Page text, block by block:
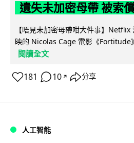
遺失未加密母帶 被索
【唔見未加密母帶咁大件事】
映的 Nicolas Cage 電影《Fortitude
閱讀全文
181 10 ↗ 分享
人工智能